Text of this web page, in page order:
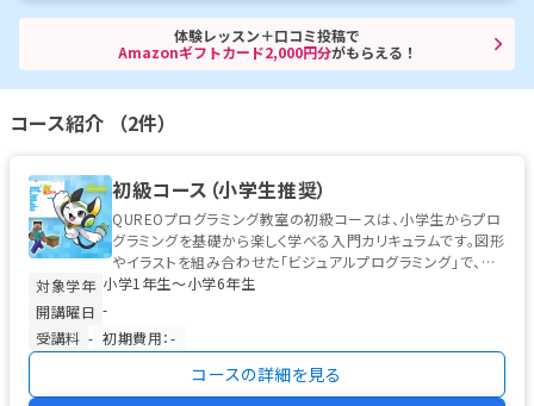
体験レッスン＋口コミ投稿で
Amazonギフトカード2,000円分がもらえる！
コース紹介 （2件）
初級コース（小学生推奨）
QUREOプログラミング教室の初級コースは、小学生からプロ
グラミングを基礎から楽しく学べる入門カリキュラムです。図形
やイラストを組み合わせた「ビジュアルプログラミング」で、初
めてのお子様でも安心...
対象学年 小学1年生〜小学6年生
開講曜日 -
受講料 - 初期費用：-
コースの詳細を見る